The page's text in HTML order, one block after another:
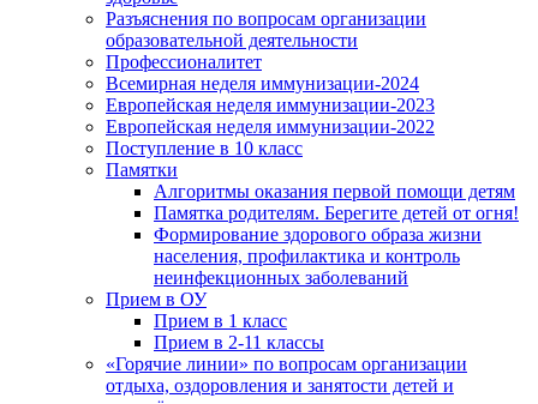
Разъяснения по вопросам организации
образовательной деятельности
Профессионалитет
Всемирная неделя иммунизации-2024
Европейская неделя иммунизации-2023
Европейская неделя иммунизации-2022
Поступление в 10 класс
Памятки
Алгоритмы оказания первой помощи детям
Памятка родителям. Берегите детей от огня!
Формирование здорового образа жизни
населения, профилактика и контроль
неинфекционных заболеваний
Прием в ОУ
Прием в 1 класс
Прием в 2-11 классы
«Горячие линии» по вопросам организации
отдыха, оздоровления и занятости детей и